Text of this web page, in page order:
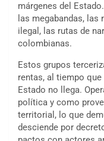
márgenes del
las megabandas, las
ilegal, las rutas de
colombianas.
Estos grupos
rentas, al tiempo
Estado no llega.
política y como
territorial, lo que
desciende por